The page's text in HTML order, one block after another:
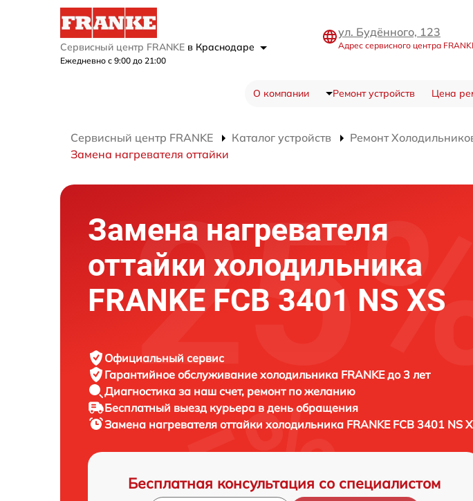
Сервисный центр FRANKE в Краснодаре
Ежедневно с 9:00 до 21:00
ул. Будённого, 123
Адрес сервисного центра
О компании Ремонт устройств Цена
Сервисный центр FRANKE Каталог устройств Ремонт
Замена нагревателя оттайки
Замена нагревателя
оттайки холодильника
FRANKE FCB 3401 NS XS
Официальный сервис
Гарантийное обслуживание холодильника FRANKE до 3 лет
Диагностика за наш счет, ремонт по желанию
Бесплатный выезд курьера в день обращения
Замена нагревателя оттайки холодильника FRANKE FCB 3401 NS
Бесплатная консультация со специалистом